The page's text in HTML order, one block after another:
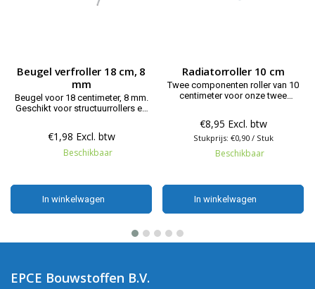
Beugel verfroller 18 cm, 8
mm
Beugel voor 18 centimeter, 8 mm.
Geschikt voor structuurrollers en
€1,98 Excl. btw
Beschikbaar
In winkelwagen
In winkelwagen
Radiatorroller 10 cm
Twee componenten roller van 10
centimeter voor onze twee
€8,95 Excl. btw
Stukprijs: €0,90 / Stuk
Beschikbaar
In winkelwagen
In winkelwagen
EPCE Bouwstoffen B.V.